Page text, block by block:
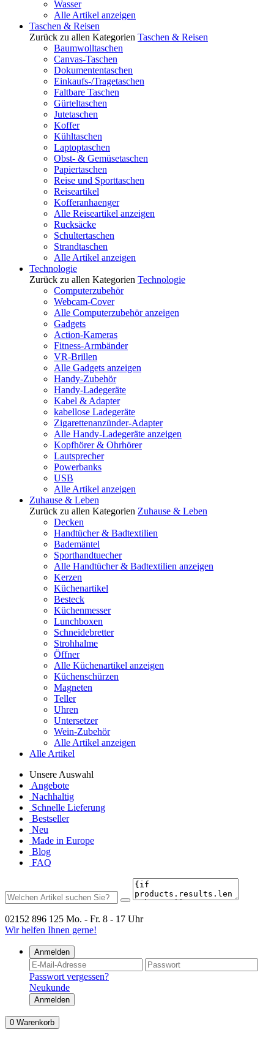
Wasser
Alle Artikel anzeigen
Taschen & Reisen
Zurück zu allen Kategorien Taschen & Reisen
Baumwolltaschen
Canvas-Taschen
Dokumententaschen
Einkaufs-/Tragetaschen
Faltbare Taschen
Gürteltaschen
Jutetaschen
Koffer
Kühltaschen
Laptoptaschen
Obst- & Gemüsetaschen
Papiertaschen
Reise und Sporttaschen
Reiseartikel
Kofferanhaenger
Alle Reiseartikel anzeigen
Rucksäcke
Schultertaschen
Strandtaschen
Alle Artikel anzeigen
Technologie
Zurück zu allen Kategorien Technologie
Computerzubehör
Webcam-Cover
Alle Computerzubehör anzeigen
Gadgets
Action-Kameras
Fitness-Armbänder
VR-Brillen
Alle Gadgets anzeigen
Handy-Zubehör
Handy-Ladegeräte
Kabel & Adapter
kabellose Ladegeräte
Zigarettenanzünder-Adapter
Alle Handy-Ladegeräte anzeigen
Kopfhörer & Ohrhörer
Lautsprecher
Powerbanks
USB
Alle Artikel anzeigen
Zuhause & Leben
Zurück zu allen Kategorien Zuhause & Leben
Decken
Handtücher & Badtextilien
Bademäntel
Sporthandtuecher
Alle Handtücher & Badtextilien anzeigen
Kerzen
Küchenartikel
Besteck
Küchenmesser
Lunchboxen
Schneidebretter
Strohhalme
Öffner
Alle Küchenartikel anzeigen
Küchenschürzen
Magneten
Teller
Uhren
Untersetzer
Wein-Zubehör
Alle Artikel anzeigen
Alle Artikel
Unsere Auswahl
Angebote
Nachhaltig
Schnelle Lieferung
Bestseller
Neu
Made in Europe
Blog
FAQ
02152 896 125 Mo. - Fr. 8 - 17 Uhr
Wir helfen Ihnen gerne!
Anmelden
Passwort vergessen?
Neukunde
Anmelden
0 Warenkorb